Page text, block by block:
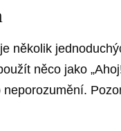
několik
něco jako